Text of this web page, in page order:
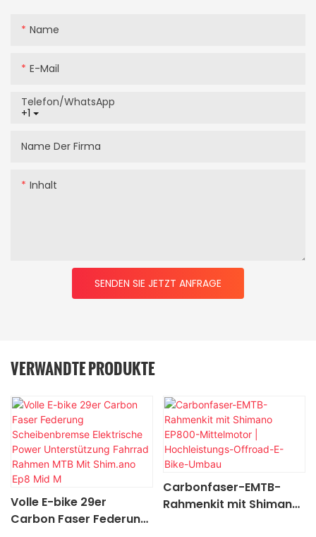
Name
E-Mail
+1
Telefon/WhatsApp
Name Der Firma
Inhalt
SENDEN SIE JETZT ANFRAGE
VERWANDTE PRODUKTE
Volle E-bike 29er
Carbon Faser Federung
Carbonfaser-EMTB-
Rahmenkit mit Shimano